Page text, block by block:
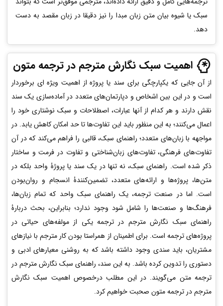
سبک یا شیوه بیان متن زبان مبدا را نیز دقیقا در زبان مقصد به دست
دهد.
اهمیت سبک نگارش مترجم در ترجمه متون
از آن جایی که یکپارچگی برای سند یا پروژه از اهمیت ویژه ای برخوردار
است و در این بین اشخاص و دپارتمان‌های متعدد در آماده‌سازی یک سند
نقش دارند و هر کدام از آنها عبارات، اصطلاحات و سبک نوشتاری خود را
اعمال می‌کنند؛ به این منظور باید این تفاوت‌ها تا حد امکان کاهش یابد. در
مواجهه با زبان‌های متعدد؛ راهنمای سبک، قالبی را فراهم می‌کند که در آن
تفاوت‌های فرهنگی، تفاوت‌های زبان‌شناختی و تفاوت در فرمت و ساختار
ذکر شده است. راهنمای سبک، نه تنها در یک سند یا پروژۀ واحد بلکه در
متن‌ها، پروژه‌ها و ارائه‌های متعدد، تضمین‌کنندۀ انسجام و روان‌بودن
است. اما در صنعت ترجمه، یک راهنمای سبک واحد که تمام زبان‌ها،
فرهنگ‌ها و صنعت‌ها را شامل شود وجود ندارد؛ بنابراین، بحث دربارۀ
راهنمای سبک نگارش مترجم در ترجمه یکی از مولفه‌های حیاتی در
پروژه‌های ترجمه است. برای اطمینان از همراستا بودن کار مترجم با نیازهای
مشتریان، باید سندی وجود داشته باشد که به روشنی معیارهای ادبی و
دستوری را تدوین کرده باشد. به این سند، راهنمای سبک نگارش مترجم در
ترجمه متن می‌گویند. در این مطلب درخصوص اهمیت سبک نگارش
مترجم در ترجمه متون صحبت خواهیم کرد.